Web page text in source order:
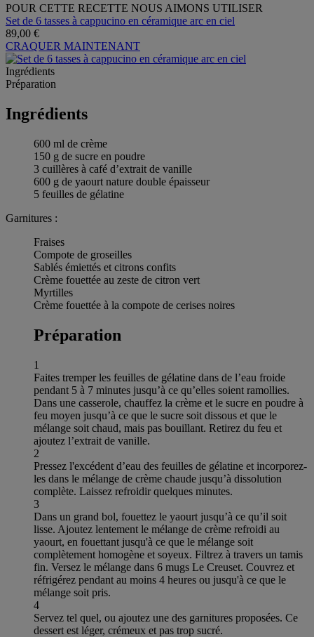
POUR CETTE RECETTE NOUS AIMONS UTILISER
Set de 6 tasses à cappucino en céramique arc en ciel
89,00 €
CRAQUER MAINTENANT
Ingrédients
Préparation
Ingrédients
600 ml de crème
150 g de sucre en poudre
3 cuillères à café d’extrait de vanille
600 g de yaourt nature double épaisseur
5 feuilles de gélatine
Garnitures :
Fraises
Compote de groseilles
Sablés émiettés et citrons confits
Crème fouettée au zeste de citron vert
Myrtilles
Crème fouettée à la compote de cerises noires
Préparation
1
Faites tremper les feuilles de gélatine dans de l’eau froide
pendant 5 à 7 minutes jusqu’à ce qu’elles soient ramollies.
Dans une casserole, chauffez la crème et le sucre en poudre à
feu moyen jusqu’à ce que le sucre soit dissous et que le
mélange soit chaud, mais pas bouillant. Retirez du feu et
ajoutez l’extrait de vanille.
2
Pressez l'excédent d’eau des feuilles de gélatine et incorporez-
les dans le mélange de crème chaude jusqu’à dissolution
complète. Laissez refroidir quelques minutes.
3
Dans un grand bol, fouettez le yaourt jusqu’à ce qu’il soit
lisse. Ajoutez lentement le mélange de crème refroidi au
yaourt, en fouettant jusqu'à ce que le mélange soit
complètement homogène et soyeux. Filtrez à travers un tamis
fin. Versez le mélange dans 6 mugs Le Creuset. Couvrez et
réfrigérez pendant au moins 4 heures ou jusqu'à ce que le
mélange soit pris.
4
Servez tel quel, ou ajoutez une des garnitures proposées. Ce
dessert est léger, crémeux et pas trop sucré.